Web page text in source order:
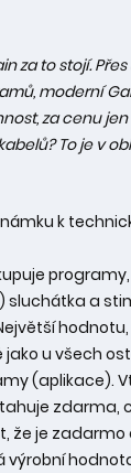
za to stojí.
moderní
za cenu
To je v
k
sluchátka a
u všech
(aplikace).
zdarma,
že je zadarmo
výrobní